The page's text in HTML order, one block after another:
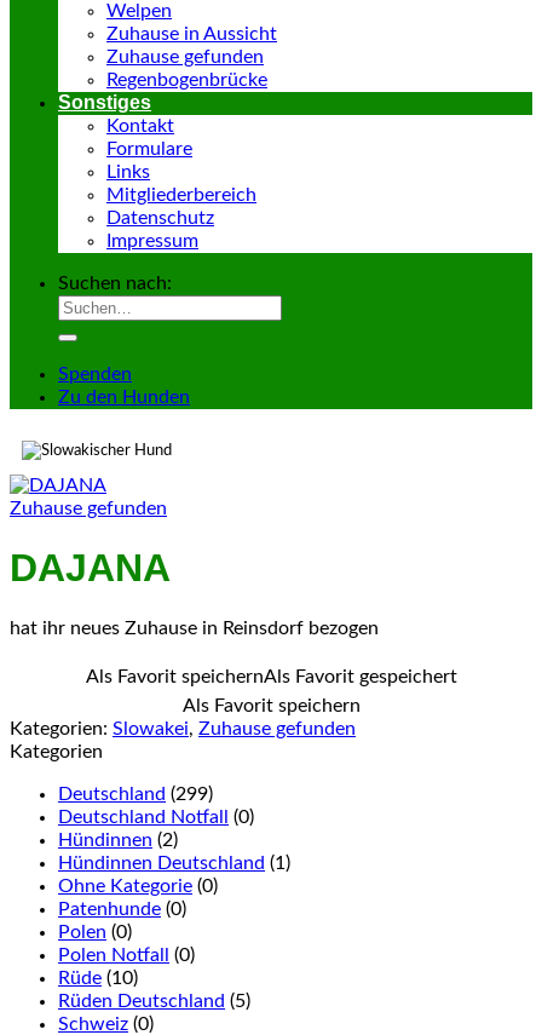
Welpen
Zuhause in Aussicht
Zuhause gefunden
Regenbogenbrücke
Sonstiges
Kontakt
Formulare
Links
Mitgliederbereich
Datenschutz
Impressum
Suchen nach:
Spenden
Zu den Hunden
Zuhause gefunden
DAJANA
hat ihr neues Zuhause in Reinsdorf bezogen
Als Favorit speichernAls Favorit gespeichert
Als Favorit speichern
Kategorien: Slowakei, Zuhause gefunden
Kategorien
Deutschland (299)
Deutschland Notfall
(0)
Hündinnen (2)
Hündinnen Deutschland (1)
Ohne Kategorie (0)
Patenhunde (0)
Polen (0)
Polen Notfall
(0)
Rüde (10)
Rüden Deutschland (5)
Schweiz (0)